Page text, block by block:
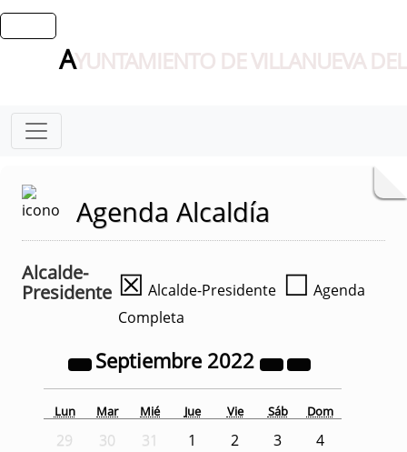
AYUNTAMIENTO DE VILLANUEVA
Agenda Alcaldía
Alcalde-
Presidente ☒ Alcalde-Presidente ☐ Agenda
Completa
Septiembre 2022
Lun Mar Mié Jue Vie Sáb Dom
29 30 31 1 2 3
4